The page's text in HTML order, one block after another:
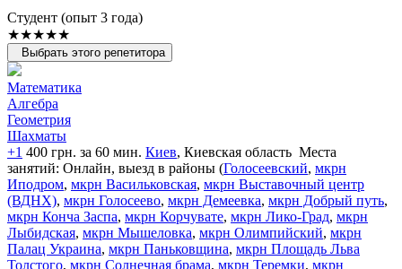
Cтудент (опыт 3 года)
★★★★★
Выбрать этого репетитора
Математика
Алгебра
Геометрия
Шахматы
+1 400 грн. за 60 мин. Киев, Киевская область Места
занятий: Онлайн, выезд в районы (Голосеевский, мкрн
Иподром, мкрн Васильковская, мкрн Выставочный центр
(ВДНХ), мкрн Голосеево, мкрн Демеевка, мкрн Добрый путь,
мкрн Конча Заспа, мкрн Корчувате, мкрн Лико-Град, мкрн
Лыбидская, мкрн Мышеловка, мкрн Олимпийский, мкрн
Палац Украина, мкрн Паньковщина, мкрн Площадь Льва
Толстого, мкрн Солнечная брама, мкрн Теремки, мкрн